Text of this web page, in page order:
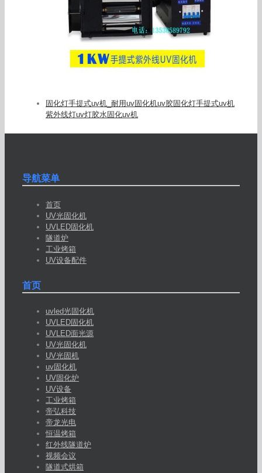
固化灯手提式uv机_耐用uv固化机uv胶固化灯手提式uv机
紫外线灯uv灯胶水固化uv机
导航菜单
首页
UV光固化机
UVLED固化机
隧道炉
工业烤箱
UV设备配件
首页
uvled光固化机
UVLED固化机
UVLED面光源
UV光固化机
UV光固机
uv固化机
UV固化炉
UV设备
工业烤箱
帝弘科技
帝龙光电
恒温烤箱
红外线隧道炉
视频会议
隧道式烘箱